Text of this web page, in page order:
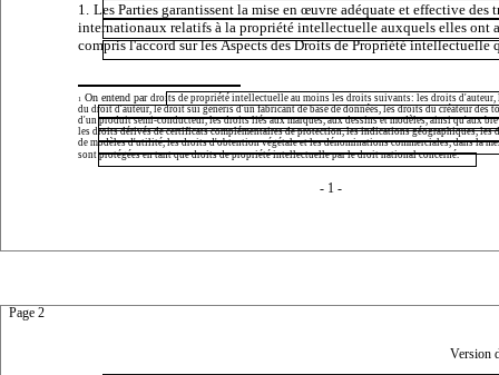
1. Les Parties garantissent la mise en œuvre adéquate et effective des
internationaux relatifs à la propriété intellectuelle auxquels elles ont
compris l'accord sur lesAspects des Droits de Propriété intellectuelle
1 On entend par droits de propriété intellectuelle au moins les droits suivants: les droits
du droit d'auteur, le droitsui generisd'un fabricant de base de données, les droits du créateur des
d'un produit semi-conducteur, les droits liés aux marques, aux dessins et modèles, ainsi qu'aux
les droits dérivés de certificats complémentaires de protection, les indications géographiques, les
de modèles d'utilité, les droits d'obtention végétale et les dénominations commerciales, dans la
sont protégées en tant que droits de propriété intellectuelle par le droit national concerné.
- 1 -
Page 2
Version